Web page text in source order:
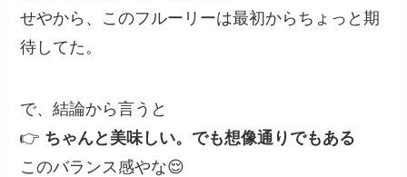
せやから、このフルーリーは最初からちょっと期
待してた。
で、結論から言うと
👉 ちゃんと美味しい。でも想像通りでもある
このバランス感やな😌